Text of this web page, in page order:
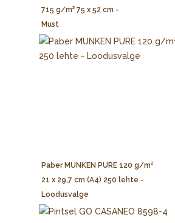
715 g/m² 75 x 52 cm -
Must
Paber MUNKEN PURE 120 g/m²
21 x 29,7 cm (A4) 250 lehte -
Loodusvalge